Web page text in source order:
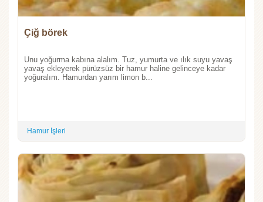
Çiğ börek
Unu yoğurma kabına alalım. Tuz, yumurta ve ılık suyu yavaş
yavaş ekleyerek pürüzsüz bir hamur haline gelinceye kadar
yoğuralım. Hamurdan yarım limon b...
Hamur İşleri